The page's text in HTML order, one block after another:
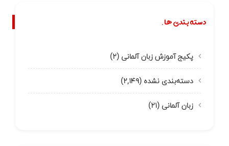
دسته بندی ها.
پکیج آموزش زبان آلمانی (۲)
دسته‌بندی نشده (۲,۱۴۹)
زبان آلمانی (۲۱)